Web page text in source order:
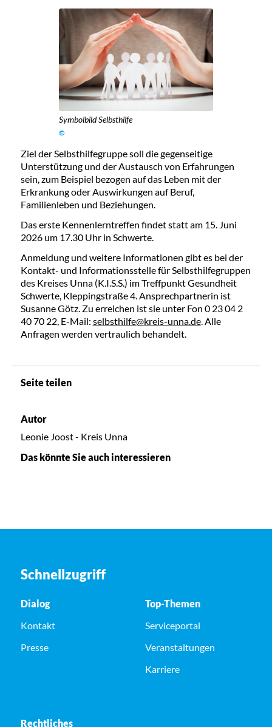
Symbolbild Selbsthilfe
©
Ziel der Selbsthilfegruppe soll die gegenseitige
Unterstützung und der Austausch von Erfahrungen
sein, zum Beispiel bezogen auf das Leben mit der
Erkrankung oder Auswirkungen auf Beruf,
Familienleben und Beziehungen.
Das erste Kennenlerntreffen findet statt am 15. Juni
2026 um 17.30 Uhr in Schwerte.
Anmeldung und weitere Informationen gibt es bei der
Kontakt- und Informationsstelle für Selbsthilfegruppen
des Kreises Unna (K.I.S.S.) im Treffpunkt Gesundheit
Schwerte, Kleppingstraße 4. Ansprechpartnerin ist
Susanne Götz. Zu erreichen ist sie unter Fon 0 23 04 2
40 70 22, E-Mail: selbsthilfe@kreis-unna.de. Alle
Anfragen werden vertraulich behandelt.
Seite teilen
Autor
Leonie Joost - Kreis Unna
Das könnte Sie auch interessieren
Schnellzugriff
Dialog
Kontakt
Presse
Top-Themen
Serviceportal
Veranstaltungen
Karriere
Rechtliches